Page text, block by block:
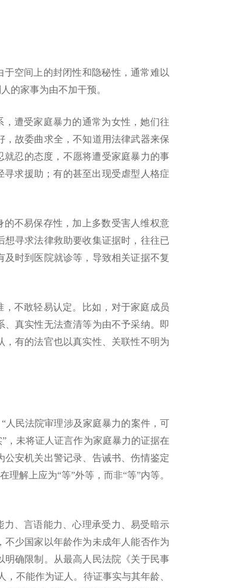
空间上的封闭性和隐秘性，通常难以
的家事为由不加干预。
遭受家庭暴力的通常为女性，她们往
故委曲求全，不知道用法律武器来保
就忍的态度，不愿将遭受家庭暴力的事
求援助；有的甚至出现受虐型人格症
不易保存性，加上多数受害人维权意
寻求法律救助要收集证据时，往往已
时到医院就诊等，导致相关证据不复
不敢轻易认定。比如，对于家庭成员
真实性无法查清等为由不予采纳。即
有的法官也以真实性、关联性不明为
“人民法院审理涉及家庭暴力的案件，可
，未将证人证言作为家庭暴力的证据在
安机关出警记录、告诫书、伤情鉴定
解上应为“等”外等，而非“等”内等。
力、言语能力、心理承受力、易受暗示
少国家以年龄作为未成年人能否作为
明确限制。从最高人民法院《关于民事
不能作为证人。待证事实与其年龄、